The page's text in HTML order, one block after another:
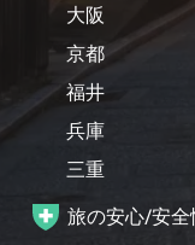
大阪
京都
福井
兵庫
三重
旅の安心/安全